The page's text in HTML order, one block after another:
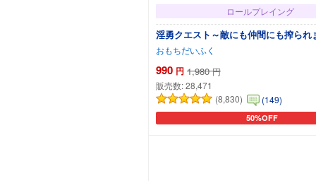
ロールプレイング
淫勇クエスト～敵にも仲間にも搾られ
おもちだいふく
990 円 1,980 円
販売数:28,471
(8,830)
(149)
50%OFF
カートに追加